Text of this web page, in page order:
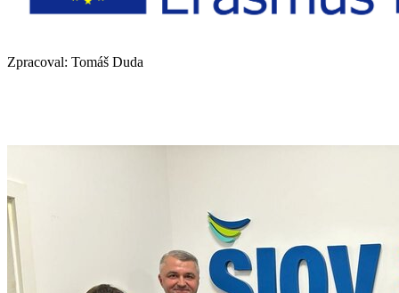
Zpracoval: Tomáš Duda